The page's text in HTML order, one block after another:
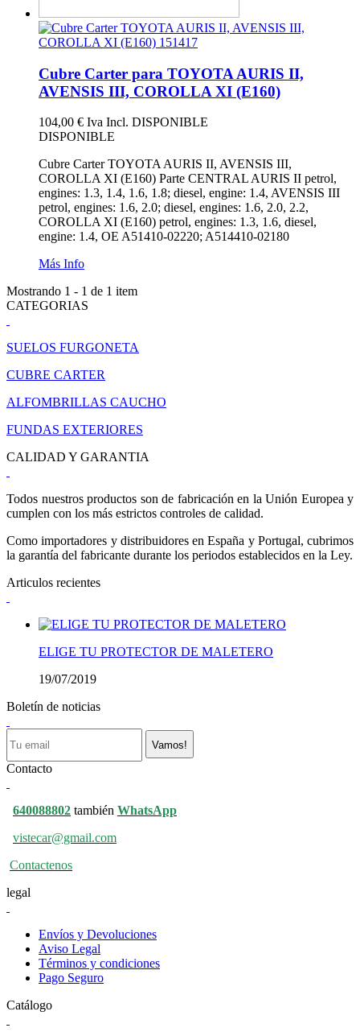
Cubre Carter para TOYOTA AURIS II,
AVENSIS III, COROLLA XI (E160)
104,00 € Iva Incl. DISPONIBLE
DISPONIBLE
Cubre Carter TOYOTA AURIS II, AVENSIS III,
COROLLA XI (E160) Parte CENTRAL AURIS II petrol,
engines: 1.3, 1.4, 1.6, 1.8; diesel, engine: 1.4, AVENSIS III
petrol, engines: 1.6, 2.0; diesel, engines: 1.6, 2.0, 2.2,
COROLLA XI (E160) petrol, engines: 1.3, 1.6, diesel,
engine: 1.4, OE A51410-02220; A514410-02180
Más Info
Mostrando 1 - 1 de 1 item
CATEGORIAS
SUELOS FURGONETA
CUBRE CARTER
ALFOMBRILLAS CAUCHO
FUNDAS EXTERIORES
CALIDAD Y GARANTIA
Todos nuestros productos son de fabricación en la Unión Europea y
cumplen con los más estrictos controles de calidad.
Como importadores y distribuidores en España y Portugal, cubrimos
la garantía del fabricante durante los periodos establecidos en la Ley.
Articulos recientes
ELIGE TU PROTECTOR DE MALETERO
19/07/2019
Boletín de noticias
Vamos!
Contacto
640088802 también WhatsApp
vistecar@gmail.com
Contactenos
legal
Envíos y Devoluciones
Aviso Legal
Términos y condiciones
Pago Seguro
Catálogo